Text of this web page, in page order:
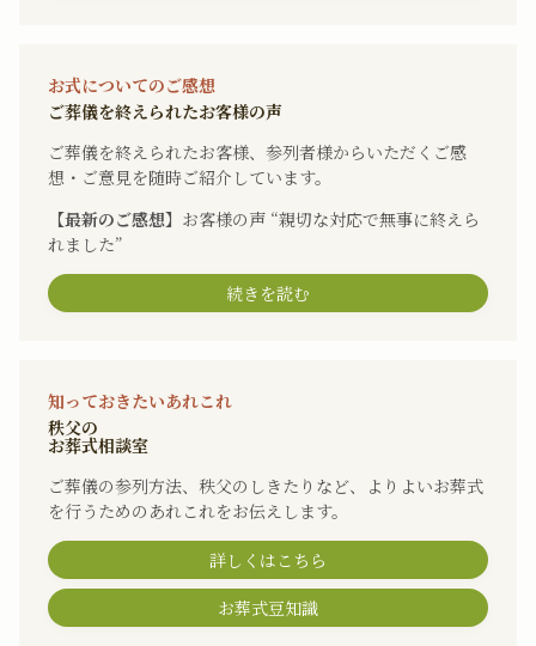
お式についてのご感想
ご葬儀を終えられたお客様の声
ご葬儀を終えられたお客様、参列者様からいただくご感
想・ご意見を随時ご紹介しています。
【最新のご感想】 お客様の声 “親切な対応で無事に終えら
れました”
続きを読む
知っておきたいあれこれ
秩父の
お葬式相談室
ご葬儀の参列方法、秩父のしきたりなど、よりよいお葬式
を行うためのあれこれをお伝えします。
詳しくはこちら
お葬式豆知識